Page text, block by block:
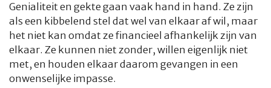
Genialiteit en gekte gaan vaak hand in hand. Ze zijn
als een kibbelend stel dat wel van elkaar af wil, maar
het niet kan omdat ze financieel afhankelijk zijn van
elkaar. Ze kunnen niet zonder, willen eigenlijk niet
met, en houden elkaar daarom gevangen in een
onwenselijke impasse.